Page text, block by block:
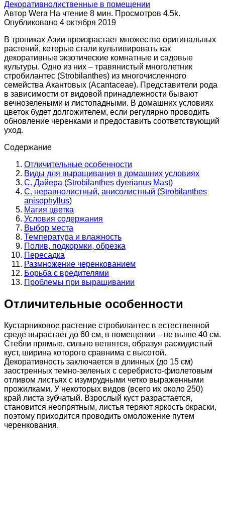
Декоративнолиственные в помещении
Автор Wera На чтение 8 мин. Просмотров 4.5k.
Опубликовано 4 октября 2019
В тропиках Азии произрастает множество оригинальных
растений, которые стали культивировать как
декоративные экзотические комнатные и садовые
культуры. Одно из них – травянистый многолетник
стробилантес (Strobilanthes) из многочисленного
семейства Акантовых (Acantaceae). Представители рода
в зависимости от видовой принадлежности бывают
вечнозелеными и листопадными. В домашних условиях
цветок будет долгожителем, если регулярно проводить
обновление черенками и предоставить соответствующий
уход.
Содержание
Отличительные особенности
Виды для выращивания в домашних условиях
С. Дайера (Strobilanthes dyerianus Mast)
С. неравнолистный, анисолистный (Strobilanthes
anisophyllus)
Магия цветка
Условия содержания
Выбор места
Температура и влажность
Полив, подкормки, обрезка
Пересадка
Размножение черенкованием
Борьба с вредителями
Проблемы при выращивании
Отличительные особенности
Кустарниковое растение стробилантес в естественной
среде вырастает до 60 см, в помещении – не выше 40 см.
Стебли прямые, сильно ветвятся, образуя раскидистый
куст, ширина которого сравнима с высотой.
Декоративность заключается в длинных (до 15 см)
заостренных темно-зеленых с серебристо-фиолетовым
отливом листьях с изумрудными четко выраженными
прожилками. У некоторых видов (всего их около 250)
край листа зубчатый. Взрослый куст разрастается,
становится неопрятным, листья теряют яркость окраски,
поэтому приходится проводить омоложение путем
черенкования.